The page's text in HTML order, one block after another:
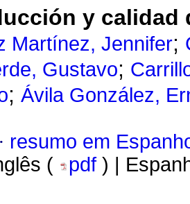
y calidad
Martínez, Jennifer;
Gustavo;
; Ávila González,
· resumo em
( pdf ) |